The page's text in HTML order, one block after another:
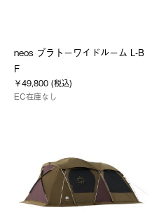
neos プラトーワイドルーム L-B
F
￥49,800 (税込)
EC在庫なし